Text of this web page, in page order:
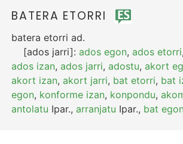
BATERA ETORRI
batera etorri ad.
[ados jarri]:ados egon,ados etorri
ados izan,ados jarri,adostu,akort
akort izan,akort jarri, bat etorri, bat
egon, konforme izan, konpondu,
antolatu Ipar.,arranjatu Ipar., bat egon